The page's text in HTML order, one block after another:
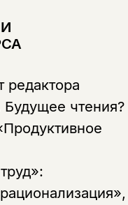
редактора
Будущее чтения?